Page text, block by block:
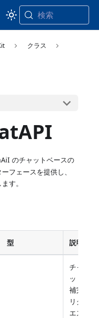
検索
クラス
のチャットベースの
フェースを提供し、
す。
型 説明
チャ
ット
補完
リク
エス